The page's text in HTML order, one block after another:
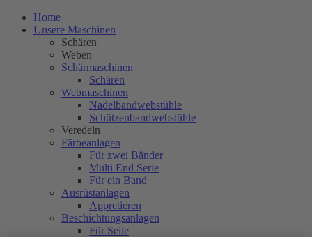
Home
Unsere Maschinen
Schären
Weben
Schärmaschinen
Schären
Webmaschinen
Nadelbandwebstühle
Schützenbandwebstühle
Veredeln
Färbeanlagen
Für zwei Bänder
Multi End Serie
Für ein Band
Ausrüstanlagen
Appretieren
Beschichtungsanlagen
Für Seile